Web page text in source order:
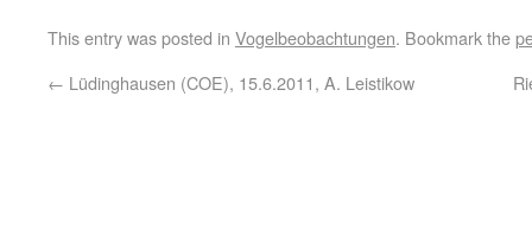
This entry was posted in Vogelbeobachtungen. Bookmark the
← Lüdinghausen (COE), 15.6.2011, A. Leistikow